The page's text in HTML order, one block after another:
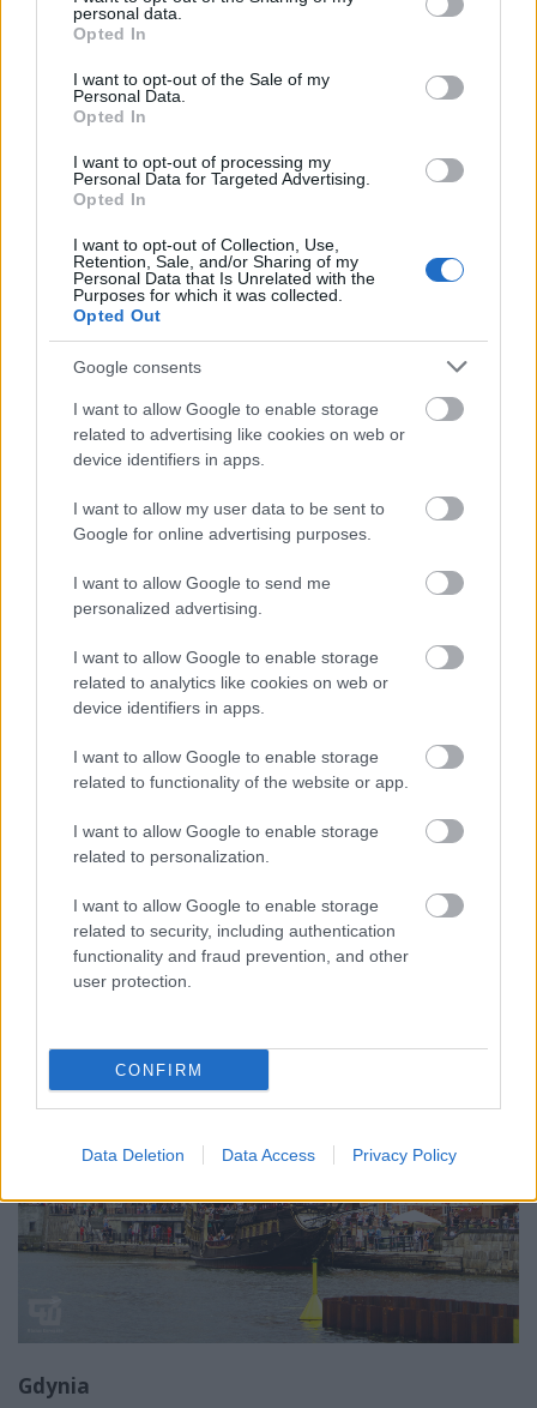
grant or deny consent to Google and its third-party tags to
use your data for below specified purposes in below Google
consent section.
personal data.
Opted In
I want to opt-out of the Sale of my
Personal Data.
Opted In
I want to opt-out of processing my
Personal Data for Targeted Advertising.
Opted In
I want to opt-out of Collection, Use,
Retention, Sale, and/or Sharing of my
Personal Data that Is Unrelated with the
Purposes for which it was collected.
Opted Out
Google consents
I want to allow Google to enable storage
related to advertising like cookies on web or
device identifiers in apps.
I want to allow my user data to be sent to
Google for online advertising purposes.
I want to allow Google to send me
personalized advertising.
I want to allow Google to enable storage
related to analytics like cookies on web or
device identifiers in apps.
I want to allow Google to enable storage
related to functionality of the website or app.
I want to allow Google to enable storage
related to personalization.
I want to allow Google to enable storage
related to security, including authentication
functionality and fraud prevention, and other
user protection.
CONFIRM
Data Deletion Data Access Privacy Policy
a part kiváló minőségű, világos homokos és a víz
augusztus környékén lehet már az egészen jó
hőmérsékletű vízben, ahonnét nem ritkán még fókák
>>> TovábbSopotba >>>
Długie Pobrzeżekontinensünk egyik sztárja, mivel
a velencei csatornához hasonlatos utcán annyi
értékes látnivaló tolong, hogy egy fél napot is el lehet
tölteni velük. A legszebb látványt a másik oldalon
keresztül futó fa rakpartról lehet elkapni. Sétáljunk
beljebb is, mert a Długi Targ (Királyi út) utcán a
szivárvány színeiben pompázó kis paloták talán még
>>> TovábbGdńask ba >>>
Gdynia